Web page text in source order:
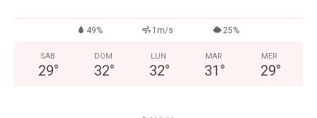
49% 1m/s 25%
SAB
29°
DOM
32°
LUN
32°
MAR
31 °
MER
29°